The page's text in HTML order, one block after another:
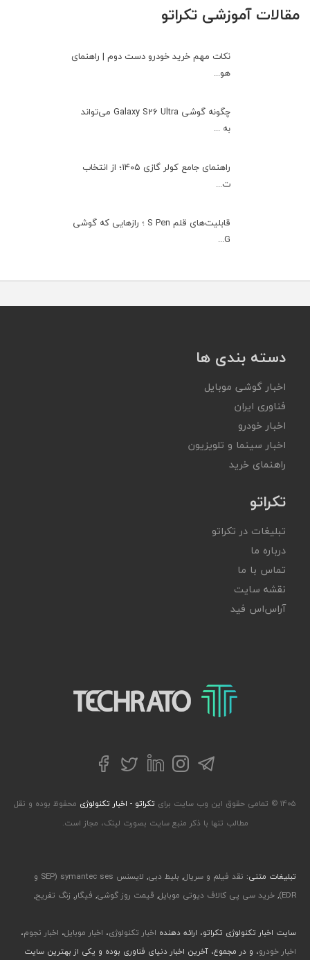
مقالات آموزشی تکراتو
نکات مهم خرید خودرو دست دوم | راهنمای
هو...
چگونه گوشی Galaxy S26 Ultra می‌تواند
به ...
راهنمای جامع کولر گازی ۱۴۰۵؛ از انتخاب
ت...
قابلیت‌های قلم S Pen ؛ رازهایی که گوشی
G...
دسته بندی ها
اخبار گوشی موبایل
فناوری ایران
اخبار خودرو
اخبار سینما و تلویزیون
راهنمای خرید
تکراتو
تبلیغات در تکراتو
درباره ما
تماس با ما
نقشه سایت
آر‌اس‌اس فید
تکراتو – زندگی با تکنولوژی
تلگراماینستاگرام
لینکداینتوییترفیسبوک
۱۴۰۵ © تمامی حقوق این وب سایت برای تکراتو - اخبار تکنولوژی محفوظ بوده و نقل
مطالب تنها با ذکر منبع سایت بصورت لینک، مجاز است.
تبلیغات متنی: نقد فیلم و سریال, بلیط دبی,
لایسنس symantec ses (SEP و
EDR)
, خرید سی پی کالاف دیوتی موبایل, قیمت روز گوشی, فیگار, زنگ تفریح,
سایت اخبار تکنولوژی تکراتو، ارائه دهنده اخبار تکنولوژی، اخبار موبایل، اخبار نجوم،
اخبار خودرو، و در مجموع، آخرین اخبار دنیای فناوری بوده و یکی از بهترین سایت